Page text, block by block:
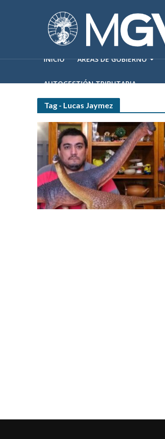
INICIO ÁREAS DE GOBIERNO
AUTOGESTIÓN TRIBUTARIA
Tag - Lucas Jaymez